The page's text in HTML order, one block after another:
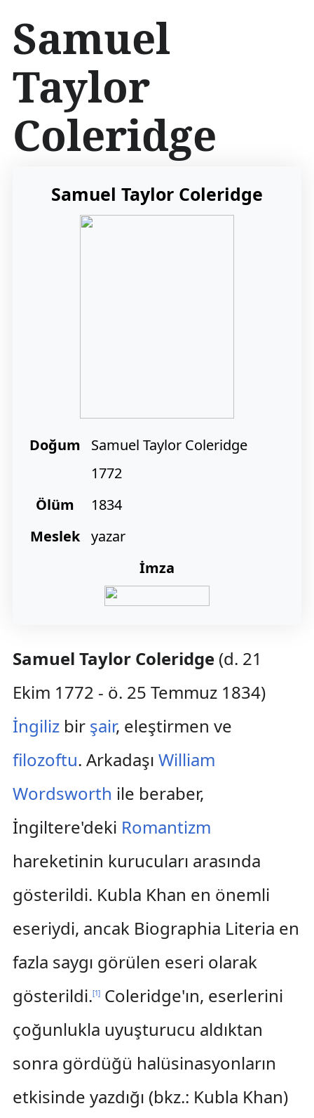
ç
e
r
i
ğ
t
Samuel
Taylor
Coleridge
Samuel Taylor Coleridge
Doğum
Samuel Taylor Coleridge
1772
Ölüm
1834
Meslek yazar
İmza
Samuel Taylor Coleridge(d. 21
Ekim 1772 - ö. 25 Temmuz 1834)
İngilizbir şair, eleştirmen ve
filozoftu. Arkadaşı William
Wordsworth ile beraber,
İngiltere'deki Romantizm
hareketinin kurucuları arasında
gösterildi. Kubla Khan en önemli
eseriydi, ancak Biographia Literia en
fazla saygı görülen eseri olarak
gösterildi.[1]Coleridge'ın, eserlerini
çoğunlukla uyuşturucu aldıktan
sonra gördüğü halüsinasyonların
etkisinde yazdığı (bkz.: Kubla Khan)